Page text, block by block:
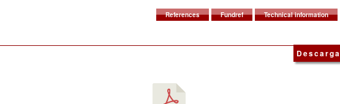
References Fundref Technical information
Descarga